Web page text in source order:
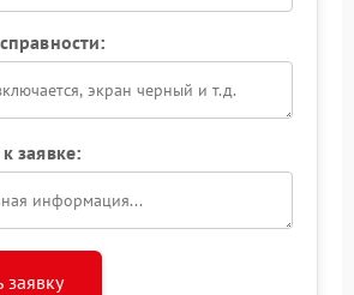
заявке:
заявку